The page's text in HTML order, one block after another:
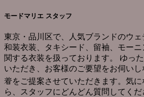
モードマリエ スタッフ
東京・品川区で、人気ブランドのウ
和装衣装、タキシード、留袖、モー
関する衣装を扱っております。 ゆっ
いただき、お客様のご要望をお伺い
着をご提案させていただきます。気
ら、スタッフにどんどん質問してくだ